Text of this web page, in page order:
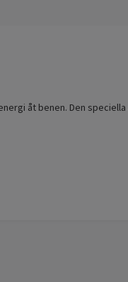
åt benen. Den